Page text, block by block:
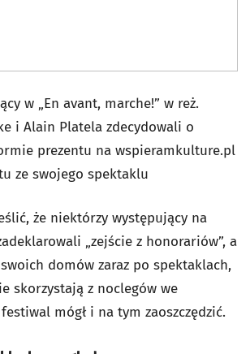
w „En avant, marche!” w reż.
i Alain Platela zdecydowali o
prezentu na wspieramkulture.pl
ze swojego spektaklu
że niektórzy występujący na
„zejście z honorariów”, a
domów zaraz po spektaklach,
skorzystają z noclegów we
mógł i na tym zaoszczędzić.